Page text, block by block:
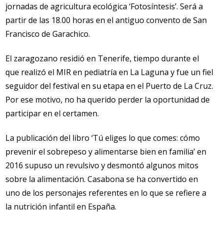
jornadas de agricultura ecológica ‘Fotosíntesis’. Será a
partir de las 18.00 horas en el antiguo convento de San
Francisco de Garachico.
El zaragozano residió en Tenerife, tiempo durante el
que realizó el MIR en pediatría en La Laguna y fue un fiel
seguidor del festival en su etapa en el Puerto de La Cruz.
Por ese motivo, no ha querido perder la oportunidad de
participar en el certamen.
La publicación del libro ‘Tú eliges lo que comes: cómo
prevenir el sobrepeso y alimentarse bien en familia’ en
2016 supuso un revulsivo y desmontó algunos mitos
sobre la alimentación. Casabona se ha convertido en
uno de los personajes referentes en lo que se refiere a
la nutrición infantil en España.